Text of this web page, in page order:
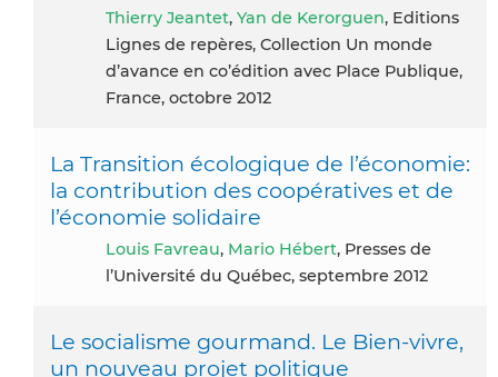
Thierry Jeantet, Yan de Kerorguen, Editions
Lignes de repères, Collection Un monde
d’avance en co’édition avec Place Publique,
France, octobre 2012
La Transition écologique de l’économie:
la contribution des coopératives et de
l’économie solidaire
Louis Favreau, Mario Hébert, Presses de
l’Université du Québec, septembre 2012
Le socialisme gourmand. Le Bien-vivre,
un nouveau projet politique